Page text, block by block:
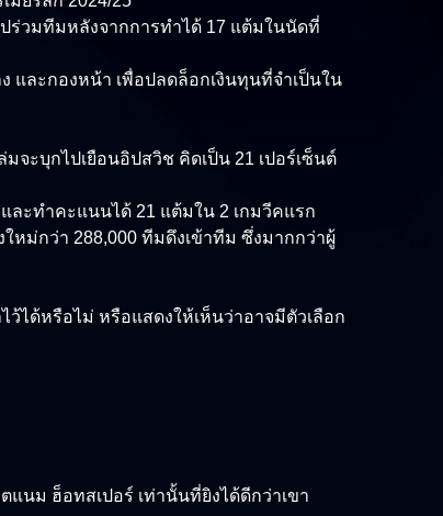
ร่วมทีมหลังจากการทำได้ 17 แต้มในนัดที่
และกองหน้า เพื่อปลดล็อกเงินทุนที่จำเป็นใน
จะบุกไปเยือนอิปสวิช คิดเป็น 21 เปอร์เซ็นต์
ละทำคะแนนได้ 21 แต้มใน 2 เกมวีคแรก
หม่กว่า 288,000 ทีมดึงเข้าทีม ซึ่งมากกว่าผู้
ได้หรือไม่ หรือแสดงให้เห็นว่าอาจมีตัวเลือก
แนม ฮ็อทสเปอร์ เท่านั้นที่ยิงได้ดีกว่าเขา